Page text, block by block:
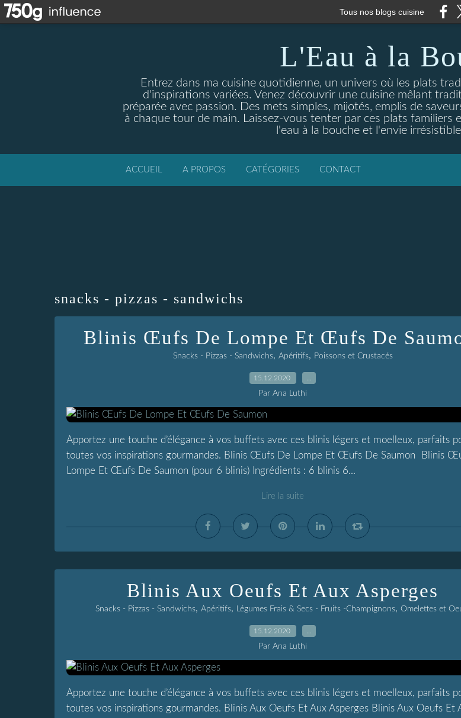
Tous nos blogs cuisine
L'Eau à la
Entrez dans ma cuisine quotidienne, un univers où les plats
d'inspirations variées. Venez découvrir une cuisine mêlant
préparée avec passion. Des mets simples, mijotés, emplis de
à chaque tour de main. Laissez-vous tenter par ces plats familiers
l'eau à la bouche et l'envie
ACCUEIL A PROPOS CATÉGORIES CONTACT
snacks - pizzas - sandwichs
Blinis Œufs De Lompe Et Œufs De
Snacks - Pizzas - Sandwichs, Apéritifs, Poissons et Crustacés
15.12.2020
Par Ana Luthi
Apportez une touche d’élégance à vos buffets avec ces blinis légers et moelleux, parfaits
toutes vos inspirations gourmandes. Blinis Œufs De Lompe Et Œufs De Saumon Blinis
Lompe Et Œufs De Saumon (pour 6 blinis) Ingrédients : 6 blinis 6...
Lire la suite
Blinis Aux Oeufs Et Aux Asperges
Snacks - Pizzas - Sandwichs, Apéritifs, Légumes Frais & Secs - Fruits -Champignons, Omelettes et
15.12.2020
Par Ana Luthi
Apportez une touche d’élégance à vos buffets avec ces blinis légers et moelleux, parfaits
toutes vos inspirations gourmandes. Blinis Aux Oeufs Et Aux Asperges Blinis Aux Oeufs Et